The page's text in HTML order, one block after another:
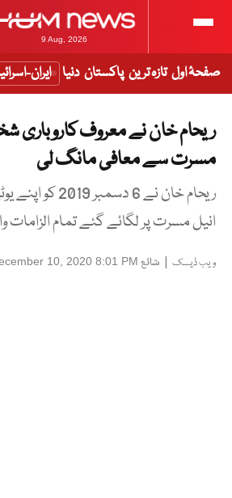
9 Aug, 2026
صفحۂ اول تازہ ترین پاکستان دنیا ایران-
ریحام خان نے معروف کاروباری
مسرت سے معافی مانگ لی
ریحام خان نے 6
انیل مسرت پر لگائے گئے تمام
ویب ڈیسک | شائع 10, 2020 8:01 PM